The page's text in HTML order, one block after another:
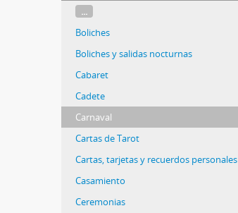
...
Boliches
Boliches y salidas nocturnas
Cabaret
Cadete
Carnaval
Cartas de Tarot
Cartas, tarjetas y recuerdos personales
Casamiento
Ceremonias